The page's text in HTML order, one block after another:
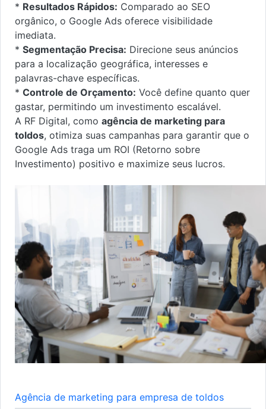
* Resultados Rápidos: Comparado ao SEO
orgânico, o Google Ads oferece visibilidade
imediata.
* Segmentação Precisa: Direcione seus anúncios
para a localização geográfica, interesses e
palavras-chave específicas.
* Controle de Orçamento: Você define quanto quer
gastar, permitindo um investimento escalável.
A RF Digital, como agência de marketing para
toldos, otimiza suas campanhas para garantir que o
Google Ads traga um ROI (Retorno sobre
Investimento) positivo e maximize seus lucros.
Agência de marketing para empresa de toldos